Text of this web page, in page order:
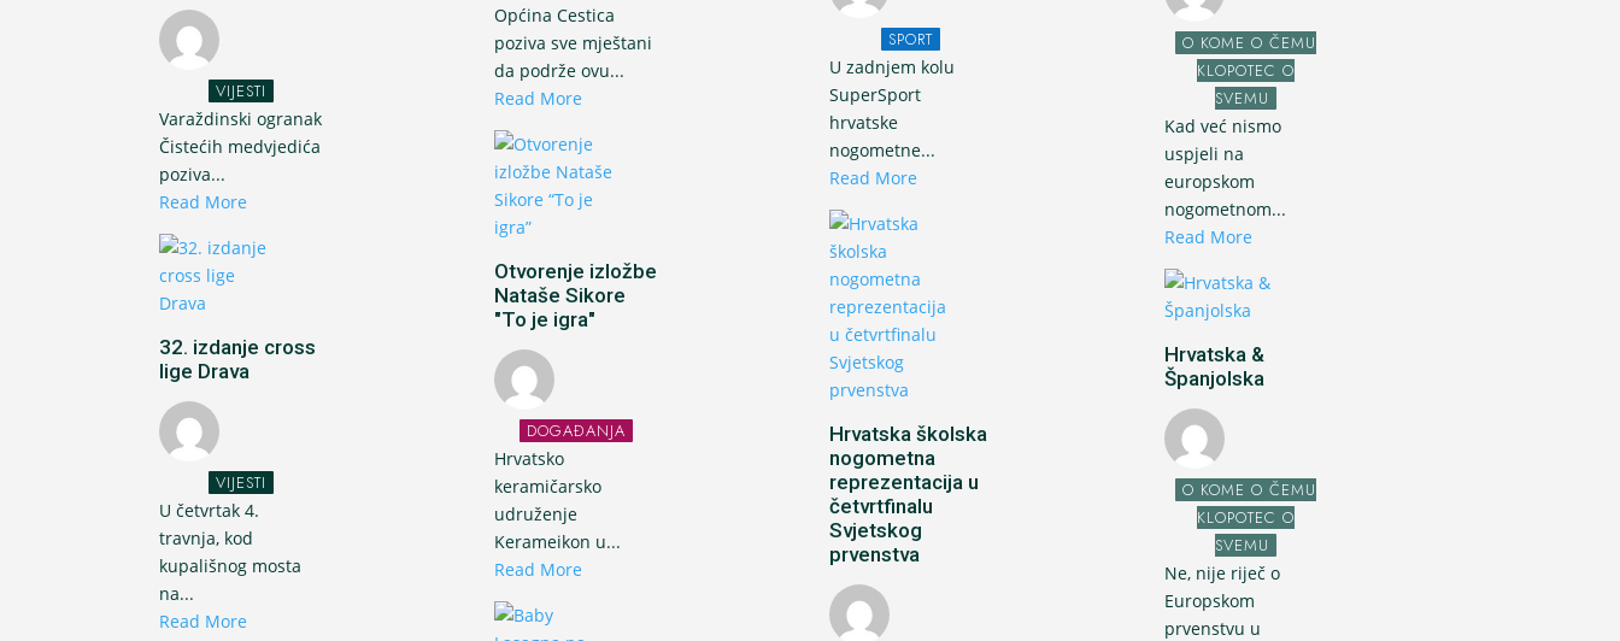
VIJESTI
Varaždinski ogranak
Čistećih medvjedića
poziva...
Read More
32. izdanje cross
lige Drava
VIJESTI
U četvrtak 4.
travnja, kod
kupališnog mosta
na...
Read More
Općina Cestica
poziva sve mještani
da podrže ovu...
Read More
Otvorenje izložbe
Nataše Sikore
"To je igra"
DOGAĐANJA
Hrvatsko
keramičarsko
udruženje
Kerameikon u...
Read More
SPORT
U zadnjem kolu
SuperSport
hrvatske
nogometne...
Read More
Hrvatska školska
nogometna
reprezentacija u
četvrtfinalu
Svjetskog
prvenstva
O KOME O ČEMU
KLOPOTEC O
SVEMU
Kad već nismo
uspjeli na
europskom
nogometnom...
Read More
Hrvatska &
Španjolska
O KOME O ČEMU
KLOPOTEC O
SVEMU
Ne, nije riječ o
Europskom
prvenstvu u